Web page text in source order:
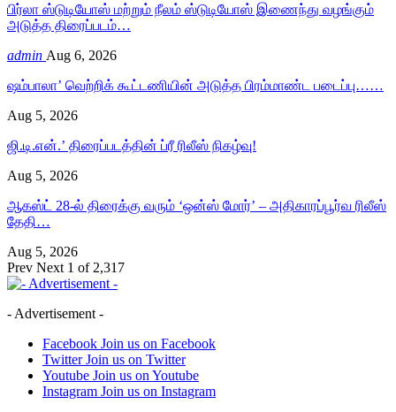
பிர்லா ஸ்டுடியோஸ் மற்றும் நீலம் ஸ்டுடியோஸ் இணைந்து வழங்கும்
அடுத்த திரைப்படம்…
admin Aug 6, 2026
ஷம்பாலா’ வெற்றிக் கூட்டணியின் அடுத்த பிரம்மாண்ட படைப்பு……
Aug 5, 2026
ஜி.டி.என்.’ திரைப்படத்தின் ப்ரீ ரிலீஸ் நிகழ்வு!
Aug 5, 2026
ஆகஸ்ட் 28-ல் திரைக்கு வரும் ‘ஒன்ஸ் மோர்’ – அதிகாரப்பூர்வ ரிலீஸ்
தேதி…
Aug 5, 2026
Prev Next 1 of 2,317
- Advertisement -
Facebook Join us on Facebook
Twitter Join us on Twitter
Youtube Join us on Youtube
Instagram Join us on Instagram